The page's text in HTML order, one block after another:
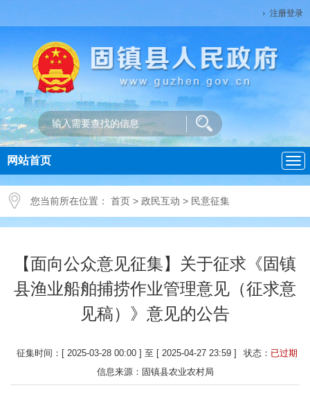
注册登录
导
航
网站首页
您当前所在位置： 首页 > 政民互动 > 民意征集
【面向公众意见征集】关于征求《固镇
县渔业船舶捕捞作业管理意见（征求意
见稿）》意见的公告
征集时间：[ 2025-03-28 00:00 ] 至 [ 2025-04-27 23:59 ] 状态： 已过期
信息来源：固镇县农业农村局